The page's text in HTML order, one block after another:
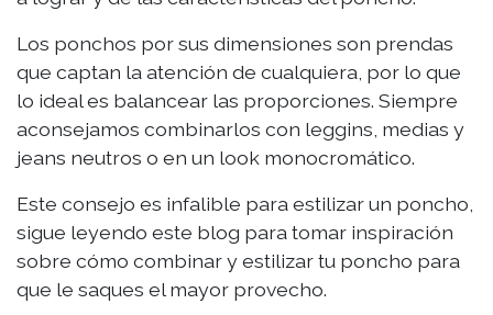
Los ponchos por sus dimensiones son prendas
que captan la atención de cualquiera, por lo que
lo ideal es balancear las proporciones. Siempre
aconsejamos combinarlos con leggins, medias y
jeans neutros o en un look monocromático.
Este consejo es infalible para estilizar un poncho,
sigue leyendo este blog para tomar inspiración
sobre cómo combinar y estilizar tu poncho para
que le saques el mayor provecho.